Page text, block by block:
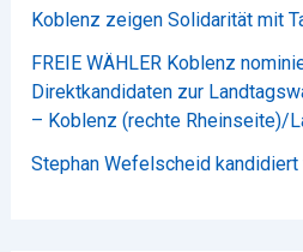
Koblenz zeigen Solidarität mit
FREIE WÄHLER Koblenz
Direktkandidaten zur
– Koblenz (rechte Rheinseite)/
Stephan Wefelscheid